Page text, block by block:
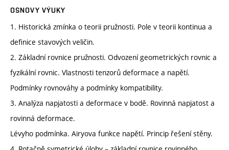
OSNOVY VÝUKY
1. Historická zmínka o teorii pružnosti. Pole v teorii kontinua a
definice stavových veličin.
2. Základní rovnice pružnosti. Odvození geometrických rovnic a
fyzikální rovnic. Vlastnosti tenzorů deformace a napětí.
Podmínky rovnováhy a podmínky kompatibility.
3. Analýza napjatosti a deformace v bodě. Rovinná napjatost a
rovinná deformace.
Lévyho podmínka. Airyova funkce napětí. Princip řešení stěny.